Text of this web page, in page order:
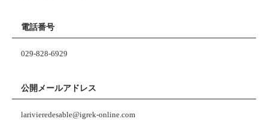
電話番号
029-828-6929
公開メールアドレス
larivieredesable@igrek-online.com